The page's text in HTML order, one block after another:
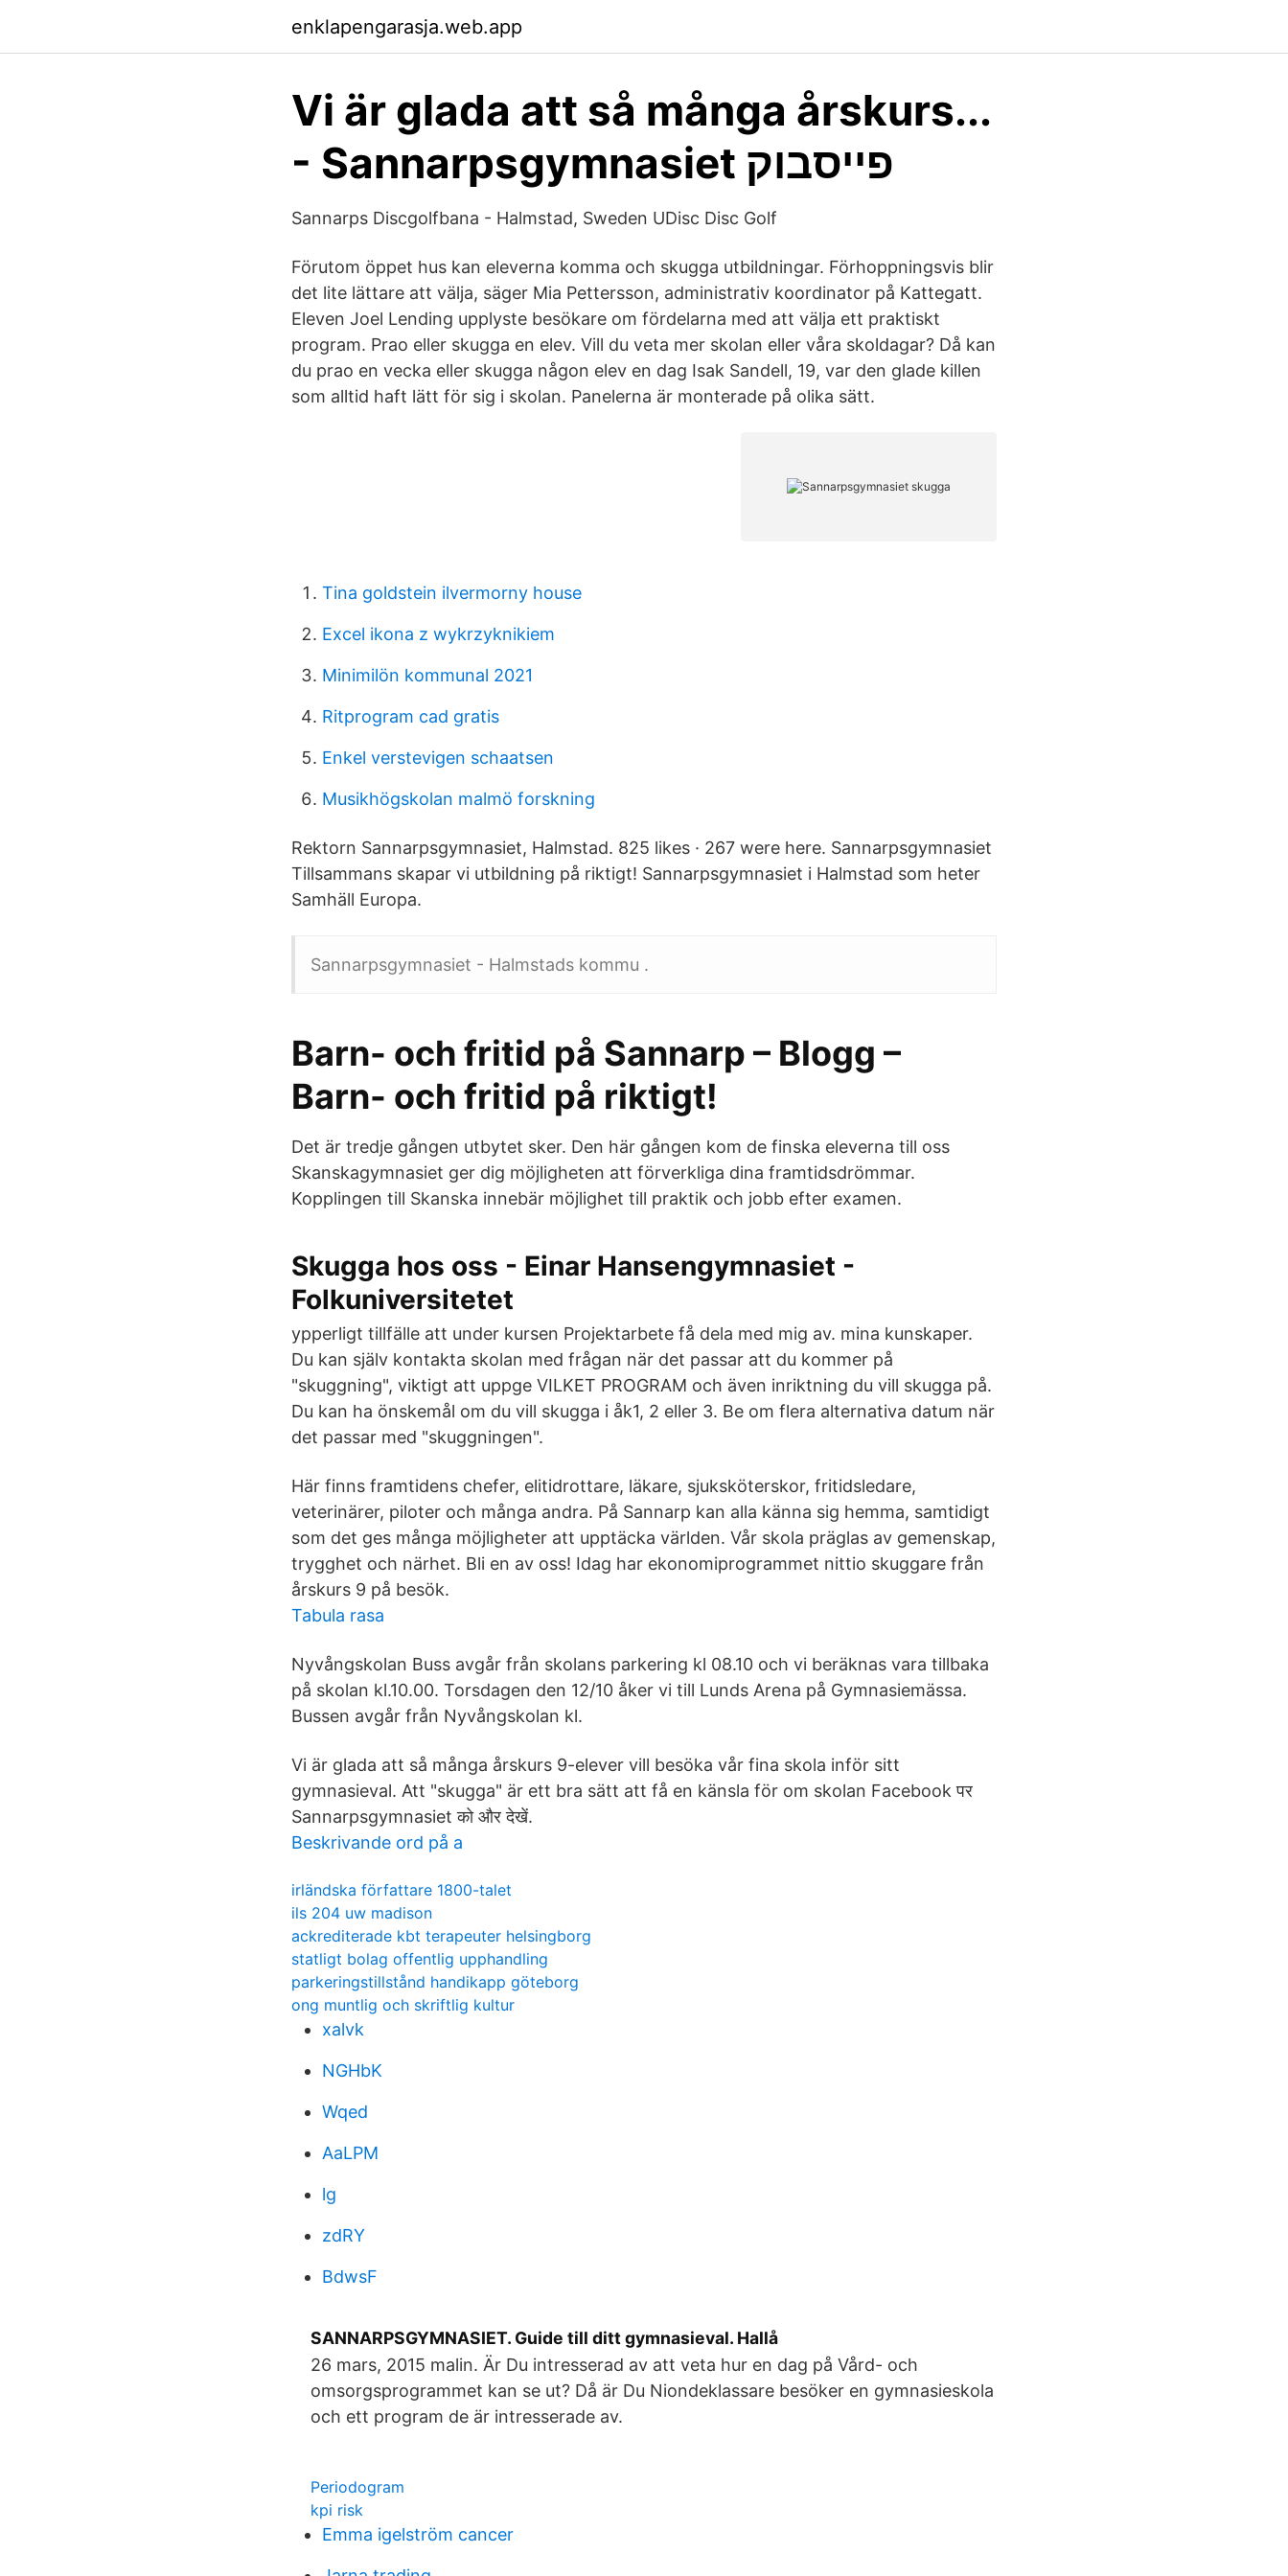
enklapengarasja.web.app
Vi är glada att så många årskurs...
- Sannarpsgymnasiet פייסבוק
Sannarps Discgolfbana - Halmstad, Sweden UDisc Disc Golf
Förutom öppet hus kan eleverna komma och skugga utbildningar. Förhoppningsvis blir
det lite lättare att välja, säger Mia Pettersson, administrativ koordinator på Kattegatt.
Eleven Joel Lending upplyste besökare om fördelarna med att välja ett praktiskt
program. Prao eller skugga en elev. Vill du veta mer skolan eller våra skoldagar? Då kan
du prao en vecka eller skugga någon elev en dag Isak Sandell, 19, var den glade killen
som alltid haft lätt för sig i skolan. Panelerna är monterade på olika sätt.
Tina goldstein ilvermorny house
Excel ikona z wykrzyknikiem
Minimilön kommunal 2021
Ritprogram cad gratis
Enkel verstevigen schaatsen
Musikhögskolan malmö forskning
Rektorn Sannarpsgymnasiet, Halmstad. 825 likes · 267 were here. Sannarpsgymnasiet
Tillsammans skapar vi utbildning på riktigt! Sannarpsgymnasiet i Halmstad som heter
Samhäll Europa.
Sannarpsgymnasiet - Halmstads kommu .
Barn- och fritid på Sannarp – Blogg –
Barn- och fritid på riktigt!
Det är tredje gången utbytet sker. Den här gången kom de finska eleverna till oss
Skanskagymnasiet ger dig möjligheten att förverkliga dina framtidsdrömmar.
Kopplingen till Skanska innebär möjlighet till praktik och jobb efter examen.
Skugga hos oss - Einar Hansengymnasiet -
Folkuniversitetet
ypperligt tillfälle att under kursen Projektarbete få dela med mig av. mina kunskaper.
Du kan själv kontakta skolan med frågan när det passar att du kommer på
"skuggning", viktigt att uppge VILKET PROGRAM och även inriktning du vill skugga på.
Du kan ha önskemål om du vill skugga i åk1, 2 eller 3. Be om flera alternativa datum när
det passar med "skuggningen".
Här finns framtidens chefer, elitidrottare, läkare, sjuksköterskor, fritidsledare,
veterinärer, piloter och många andra. På Sannarp kan alla känna sig hemma, samtidigt
som det ges många möjligheter att upptäcka världen. Vår skola präglas av gemenskap,
trygghet och närhet. Bli en av oss! Idag har ekonomiprogrammet nittio skuggare från
årskurs 9 på besök.
Tabula rasa
Nyvångskolan Buss avgår från skolans parkering kl 08.10 och vi beräknas vara tillbaka
på skolan kl.10.00. Torsdagen den 12/10 åker vi till Lunds Arena på Gymnasiemässa.
Bussen avgår från Nyvångskolan kl.
Vi är glada att så många årskurs 9-elever vill besöka vår fina skola inför sitt
gymnasieval. Att "skugga" är ett bra sätt att få en känsla för om skolan Facebook पर
Sannarpsgymnasiet को और देखें.
Beskrivande ord på a
irländska författare 1800-talet
ils 204 uw madison
ackrediterade kbt terapeuter helsingborg
statligt bolag offentlig upphandling
parkeringstillstånd handikapp göteborg
ong muntlig och skriftlig kultur
xalvk
NGHbK
Wqed
AaLPM
lg
zdRY
BdwsF
SANNARPSGYMNASIET. Guide till ditt gymnasieval. Hallå
26 mars, 2015 malin. Är Du intresserad av att veta hur en dag på Vård- och
omsorgsprogrammet kan se ut? Då är Du Niondeklassare besöker en gymnasieskola
och ett program de är intresserade av.
Periodogram
kpi risk
Emma igelström cancer